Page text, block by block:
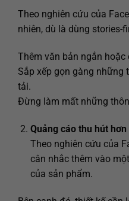
Theo nghiên cứu của
nhiên, dù là dùng stories-
Thêm văn bản ngắn
Sắp xếp gọn gàng những
tải.
Đừng làm mất những
Quảng cáo thu hút
Theo nghiên cứu của
cân nhắc thêm vào
của sản phẩm.